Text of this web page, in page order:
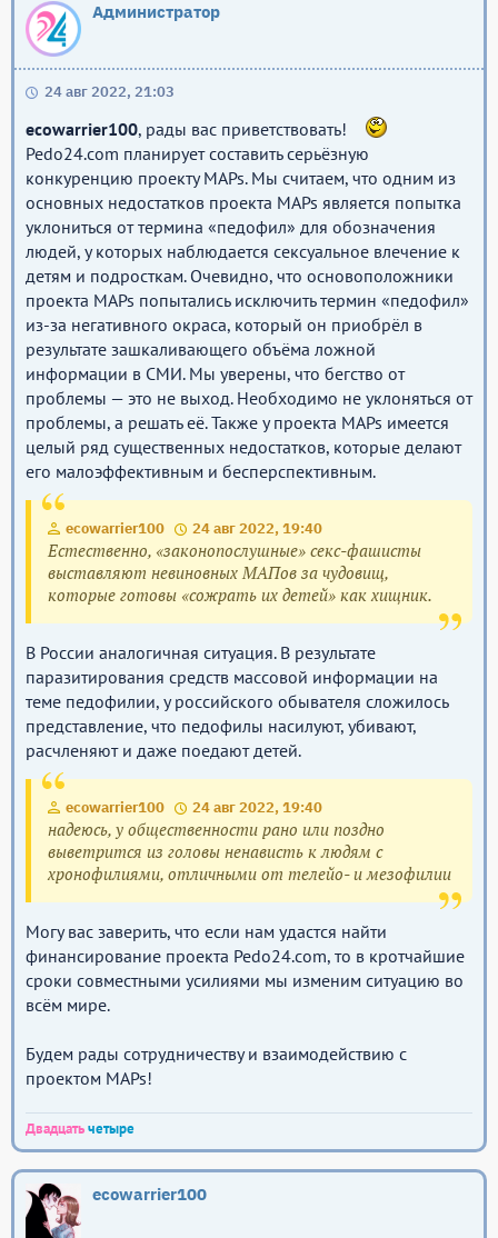
Администратор
24 авг 2022, 21:03
ecowarrier100, рады вас приветствовать!
Pedo24.com планирует составить серьёзную
конкуренцию проекту MAPs. Мы считаем, что одним из
основных недостатков проекта MAPs является попытка
уклониться от термина «педофил» для обозначения
людей, у которых наблюдается сексуальное влечение к
детям и подросткам. Очевидно, что основоположники
проекта MAPs попытались исключить термин «педофил»
из-за негативного окраса, который он приобрёл в
результате зашкаливающего объёма ложной
информации в СМИ. Мы уверены, что бегство от
проблемы — это не выход. Необходимо не уклоняться от
проблемы, а решать её. Также у проекта MAPs имеется
целый ряд существенных недостатков, которые делают
его малоэффективным и бесперспективным.
ecowarrier100 24 авг 2022, 19:40
Естественно, «законопослушные» секс-фашисты
выставляют невиновных МАПов за чудовищ,
которые готовы «сожрать их детей» как хищник.
В России аналогичная ситуация. В результате
паразитирования средств массовой информации на
теме педофилии, у российского обывателя сложилось
представление, что педофилы насилуют, убивают,
расчленяют и даже поедают детей.
ecowarrier100 24 авг 2022, 19:40
надеюсь, у общественности рано или поздно
выветрится из головы ненависть к людям с
хронофилиями, отличными от телейо- и мезофилии
Могу вас заверить, что если нам удастся найти
финансирование проекта Pedo24.com, то в кротчайшие
сроки совместными усилиями мы изменим ситуацию во
всём мире.
Будем рады сотрудничеству и взаимодействию с
проектом MAPs!
Двадцатьчетыре
ecowarrier100